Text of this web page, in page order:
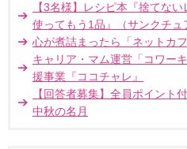
【3名様】レシピ本『捨てな
使ってもう1品』（サンクチュ
心が煮詰まったら「ネットカ
キャリア・マム運営「コワー
援事業『ココチャレ』
【回答者募集】全員ポイント
中秋の名月